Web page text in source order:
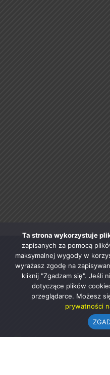
Ta strona wykorzystuje
zapisanych za pomocą
maksymalnej wygody w
wyrażasz zgodę na
kliknij "Zgadzam się". Jeśli
dotyczące plików
przeglądarce. Możesz
prywatności